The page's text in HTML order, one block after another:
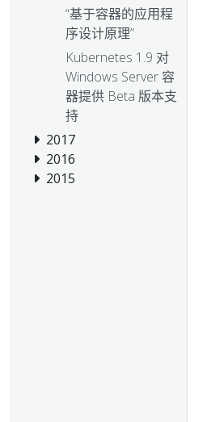
“基于容器的应用程
序设计原理”
Kubernetes 1.9 对
Windows Server 容
器提供 Beta 版本支
持
2017
2016
2015